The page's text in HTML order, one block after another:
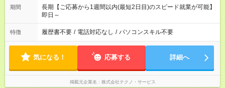
期間
長期【ご応募から1週間以内(最短2日目)のスピード就業が可能】
即日～
特徴 履歴書不要 / 電話対応なし / パソコンスキル不要
気になる！ 応募する 詳細へ
掲載元企業名 株式会社テクノ・サービス